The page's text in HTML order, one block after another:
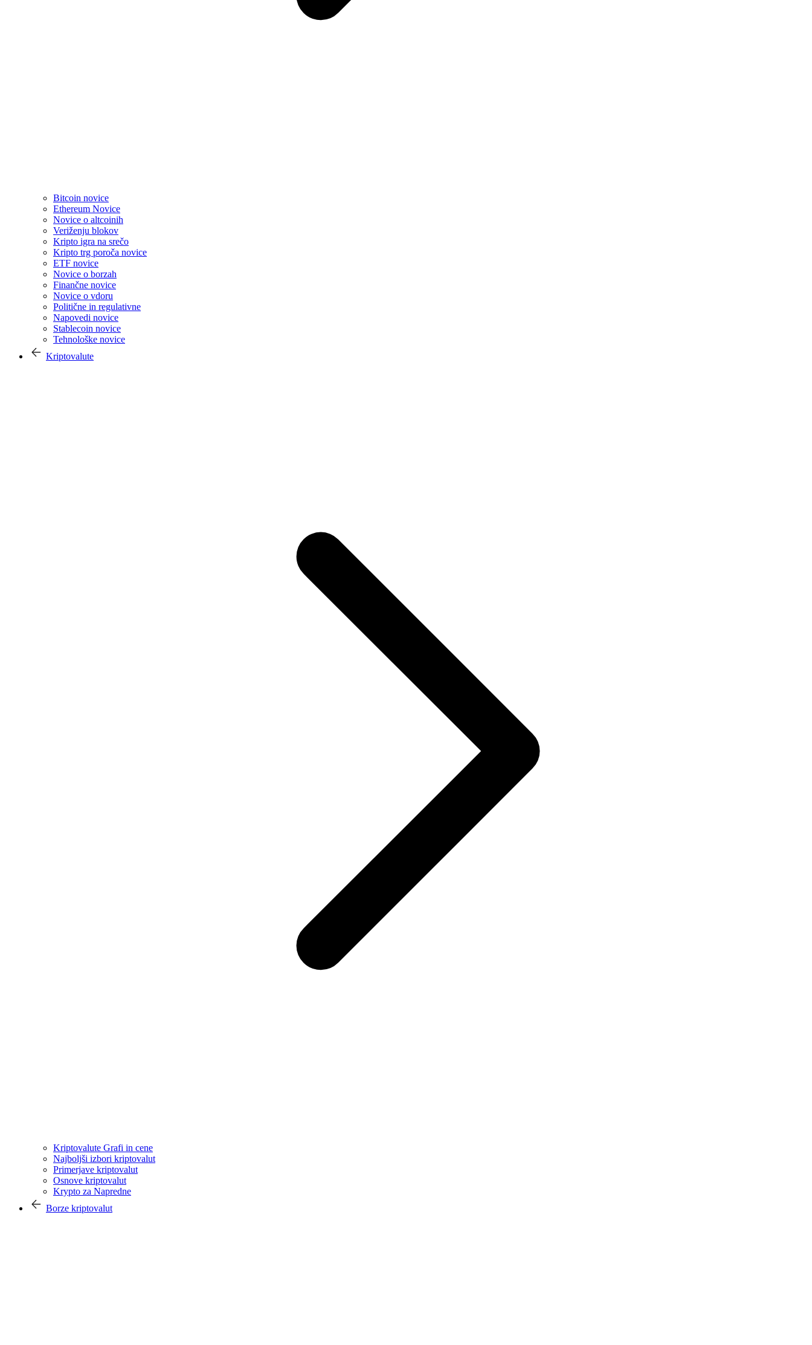
Bitcoin novice
Ethereum Novice
Novice o altcoinih
Veriženju blokov
Kripto igra na srečo
Kripto trg poroča novice
ETF novice
Novice o borzah
Finančne novice
Novice o vdoru
Politične in regulativne
Napovedi novice
Stablecoin novice
Tehnološke novice
Kriptovalute
Kriptovalute Grafi in cene
Najboljši izbori kriptovalut
Primerjave kriptovalut
Osnove kriptovalut
Krypto za Napredne
Borze kriptovalut